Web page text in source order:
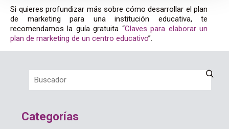
Si quieres profundizar más sobre cómo desarrollar el plan
de marketing para una institución educativa, te
recomendamos la guía gratuita “Claves para elaborar un
plan de marketing de un centro educativo”.
Categorías